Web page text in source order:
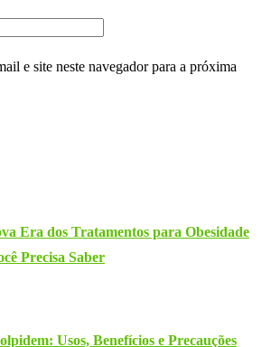
e site neste navegador para a próxima
Era dos Tratamentos para Obesidade
Precisa Saber
Usos, Benefícios e Precauções